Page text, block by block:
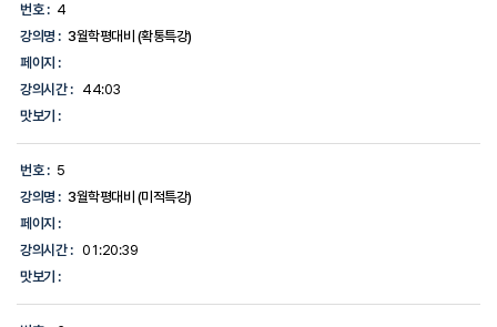
번호 : 4
강의명 : 3월학평대비 (확통특강)
페이지 :
강의시간 :
44:03
맛보기 :
번호 : 5
강의명 : 3월학평대비 (미적특강)
페이지 :
강의시간 : 01:20:39
맛보기 :